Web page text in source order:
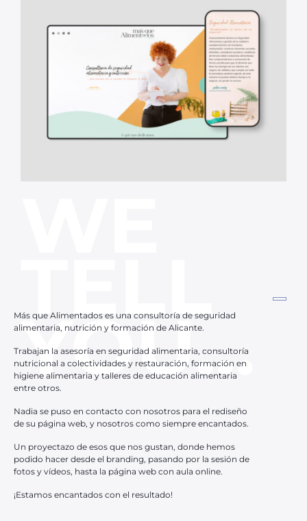
TELL
YOU...
Más que Alimentados es una consultoría de seguridad
alimentaria, nutrición y formación de Alicante.
Trabajan la asesoría en seguridad alimentaria, consultoría
nutricional a colectividades y restauración, formación en
higiene alimentaria y talleres de educación alimentaria
entre otros.
Nadia se puso en contacto con nosotros para el rediseño
de su página web, y nosotros como siempre encantados.
Un proyectazo de esos que nos gustan, donde hemos
podido hacer desde el branding, pasando por la sesión de
fotos y vídeos, hasta la página web con aula online.
¡Estamos encantados con el resultado!